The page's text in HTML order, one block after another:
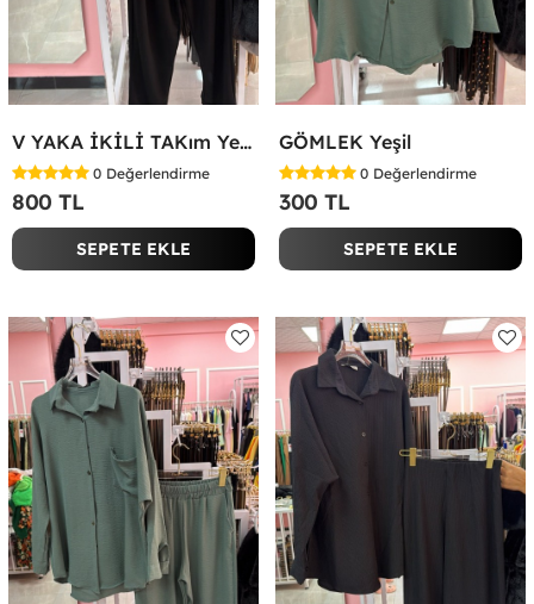
V YAKA İKİLİ TAKım Yeşil
0 Değerlendirme
800 TL
SEPETE EKLE
GÖMLEK Yeşil
0 Değerlendirme
300 TL
SEPETE EKLE